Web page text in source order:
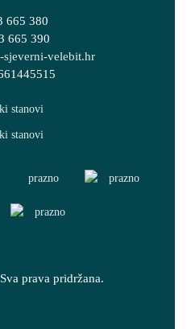
665 380
665 390
sjeverni-velebit.hr
prava pridržana.